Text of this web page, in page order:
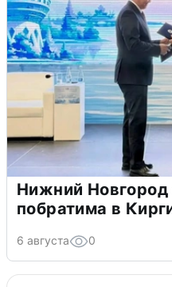
Нижний Новгород
побратима в
6 августа 0